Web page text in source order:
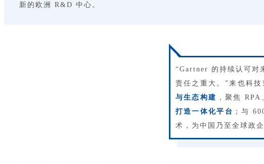
新的欧洲 R&D 中心。
“Gartner 的持续认可对
责任之重大。”来也科
与生态构建 ，聚焦
打造一体化平台 ；与
术，为中国乃至全球政